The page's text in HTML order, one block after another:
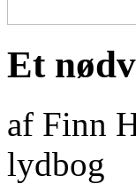
Et
af Finn
lydbog